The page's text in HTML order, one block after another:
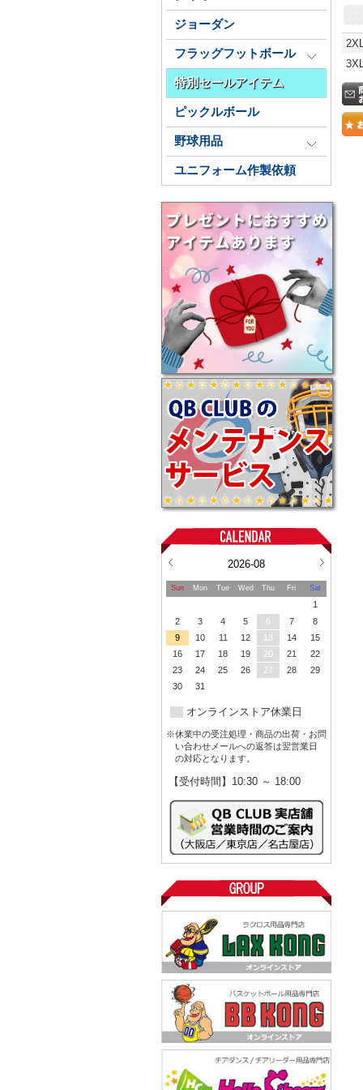
ジョーダン
フラッグフットボール
特別セールアイテム
ピックルボール
野球用品
ユニフォーム作製依頼
2026-08
Sun Mon Tue Wed Thu Fri Sat
1
2
3 4 5 6 7
8
9
10 11 12 13 14
15
16
17 18 19 20 21
22
23
24 25 26 27 28
29
30
31
オンラインストア休業日
※休業中の受注処理・商品の出荷・お問
い合わせメールへの返答は翌営業日
の対応となります。
【受付時間】10:30 ～ 18:00